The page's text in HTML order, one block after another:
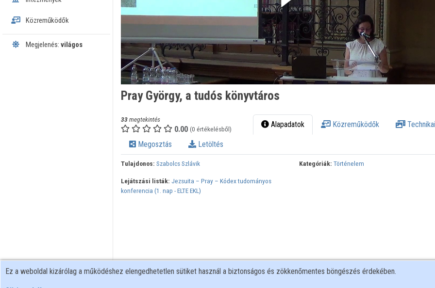
Közreműködők
Megjelenés: világos
Pray György, a tudós könyvtáros
33megtekintés
0.00 (0 értékelésből) Alapadatok Közreműködők
Megosztás Letöltés
Tulajdonos: Szabolcs Szlávik Kategóriák: Történelem
Lejátszási listák: Jezsuita – Pray – Kódex tudományos
konferencia (1. nap - ELTE EKL)
Ez a weboldal kizárólag a működéshez elengedhetetlen sütiket használ a biztonságos és zökkenőmentes böngészés érdekében.